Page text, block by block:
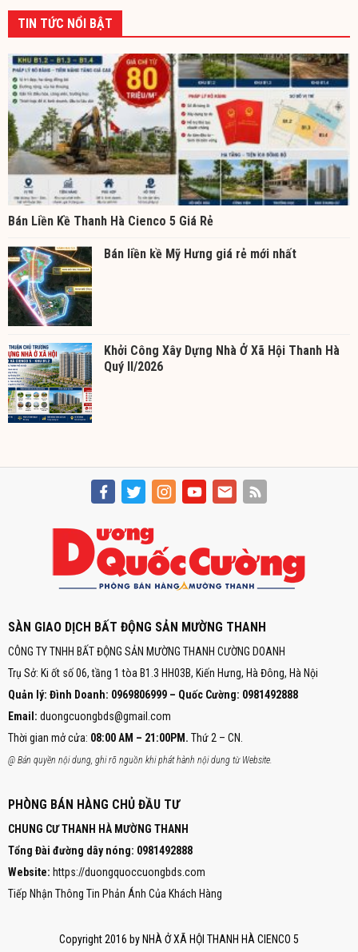
TIN TỨC NỔI BẬT
Bán Liền Kề Thanh Hà Cienco 5 Giá Rẻ
Bán liền kề Mỹ Hưng giá rẻ mới nhất
Khởi Công Xây Dựng Nhà Ở Xã Hội Thanh Hà
Quý II/2026
SÀN GIAO DỊCH BẤT ĐỘNG SẢN MƯỜNG THANH
CÔNG TY TNHH BẤT ĐỘNG SẢN MƯỜNG THANH CƯỜNG DOANH
Trụ Sở: Ki ốt số 06, tầng 1 tòa B1.3 HH03B, Kiến Hưng, Hà Đông, Hà Nội
Quản lý: Đình Doanh: 0969806999 – Quốc Cường: 0981492888
Email: duongcuongbds@gmail.com
Thời gian mở cửa: 08:00 AM – 21:00PM. Thứ 2 – CN.
@ Bản quyền nội dung, ghi rõ nguồn khi phát hành nội dung từ Website.
PHÒNG BÁN HÀNG CHỦ ĐẦU TƯ
CHUNG CƯ THANH HÀ MƯỜNG THANH
Tổng Đài đường dây nóng: 0981492888
Website: https://duongquoccuongbds.com
Tiếp Nhận Thông Tin Phản Ánh Của Khách Hàng
Copyright 2016 by NHÀ Ở XÃ HỘI THANH HÀ CIENCO 5